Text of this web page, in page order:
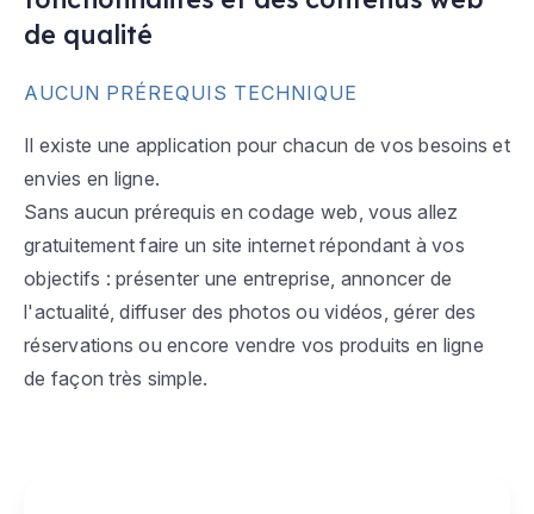
de qualité
AUCUN PRÉREQUIS TECHNIQUE
Il existe une application pour chacun de vos besoins et
envies en ligne.
Sans aucun prérequis en codage web, vous allez
gratuitement faire un site internet répondant à vos
objectifs : présenter une entreprise, annoncer de
l'actualité, diffuser des photos ou vidéos, gérer des
réservations ou encore vendre vos produits en ligne
de façon très simple.